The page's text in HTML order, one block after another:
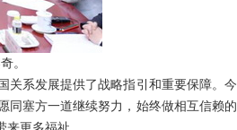
。
关系发展提供了战略指引和重要保障。今
同塞方一道继续努力，始终做相互信赖的